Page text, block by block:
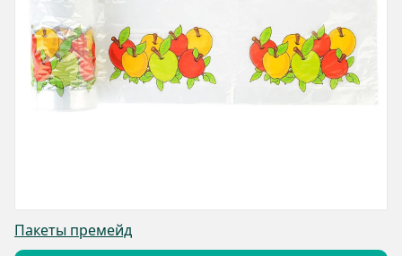
Пакеты премейд